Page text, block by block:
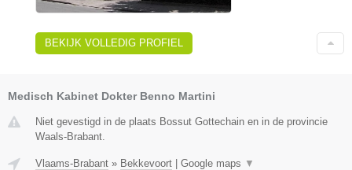
BEKIJK VOLLEDIG PROFIEL
Medisch Kabinet Dokter Benno Martini
Niet gevestigd in de plaats Bossut Gottechain en in de provincie
Waals-Brabant.
Vlaams-Brabant » Bekkevoort Google maps ▼